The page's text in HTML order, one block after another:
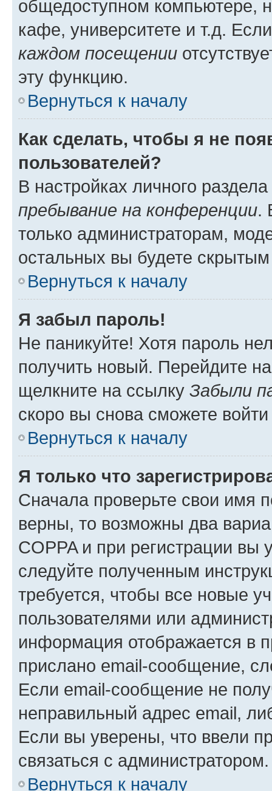
общедоступном компьютере,
кафе, университете и т.д.
каждом посещении
эту функцию.
Вернуться к началу
Как сделать, чтобы я не
пользователей?
В настройках личного
пребывание на конференции.
только администраторам,
остальных вы будете
Вернуться к началу
Я забыл пароль!
Не паникуйте! Хотя пароль
получить новый. Перейдите
щелкните на ссылку Забыли
скоро вы снова сможете
Вернуться к началу
Я только что
Сначала проверьте свои имя
верны, то возможны два
COPPA и при регистрации вы
следуйте полученным
требуется, чтобы все новые
пользователями или
информация отображается в
прислано email-сообщение,
Если email-сообщение не
неправильный адрес email,
Если вы уверены, что ввели
связаться с администратором.
Вернуться к началу